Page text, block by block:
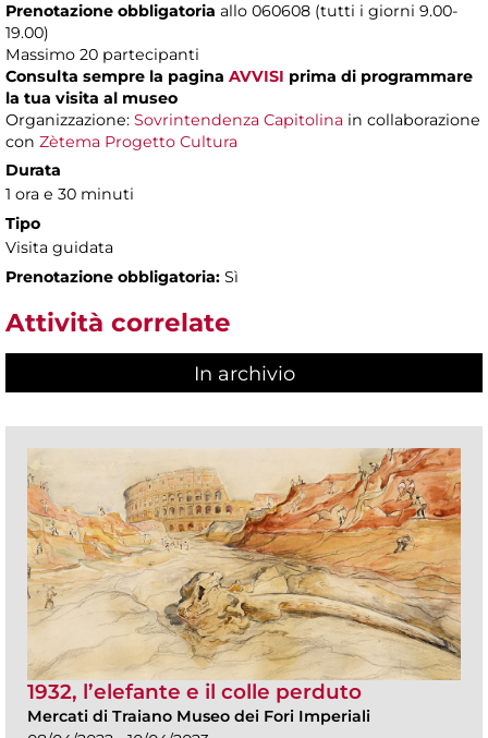
Prenotazione obbligatoria allo 060608 (tutti i giorni 9.00-
19.00)
Massimo 20 partecipanti
Consulta sempre la pagina AVVISI prima di programmare
la tua visita al museo
Organizzazione: Sovrintendenza Capitolina in collaborazione
con Zètema Progetto Cultura
Durata
1 ora e 30 minuti
Tipo
Visita guidata
Prenotazione obbligatoria: Sì
Attività correlate
In archivio
1932, l’elefante e il colle perduto
Mercati di Traiano Museo dei Fori Imperiali